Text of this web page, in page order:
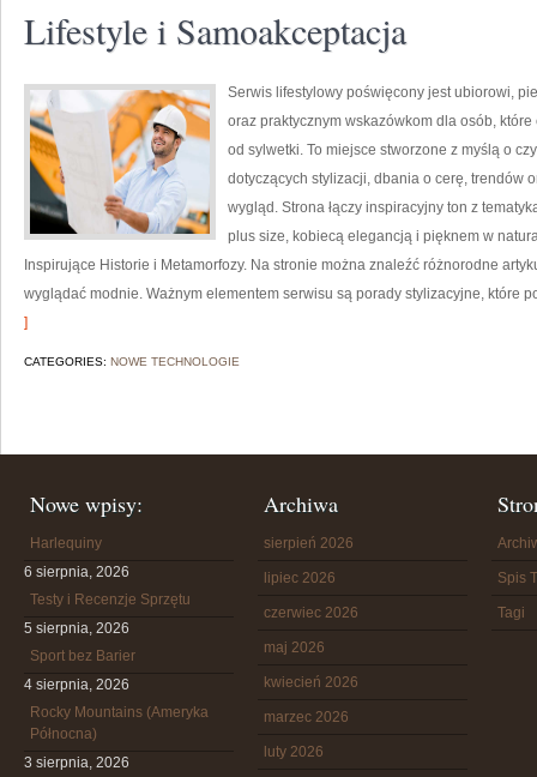
Lifestyle i Samoakceptacja
Serwis lifestylowy poświęcony jest ubiorowi,
oraz praktycznym wskazówkom dla osób,
od sylwetki. To miejsce stworzone z myślą o
dotyczących stylizacji, dbania o cerę, trendów
wygląd. Strona łączy inspiracyjny ton z
plus size, kobiecą elegancją i pięknem w
Inspirujące Historie i Metamorfozy. Na stronie można znaleźć różnorodne
wyglądać modnie. Ważnym elementem serwisu są porady stylizacyjne, które
]
CATEGORIES: NOWE TECHNOLOGIE
Nowe wpisy:
Harlequiny
6 sierpnia, 2026
Testy i Recenzje Sprzętu
5 sierpnia, 2026
Sport bez Barier
4 sierpnia, 2026
Rocky Mountains (Ameryka
Północna)
3 sierpnia, 2026
Archiwa
sierpień 2026
lipiec 2026
czerwiec 2026
maj 2026
kwiecień 2026
marzec 2026
luty 2026
Spis
Tagi